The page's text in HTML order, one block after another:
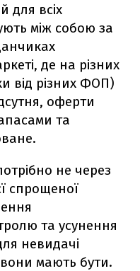
для всіх
між собою за
де на різних
від різних ФОП)
оферти
та
не через
спрощеної
та усунення
невидачі
вони мають бути.